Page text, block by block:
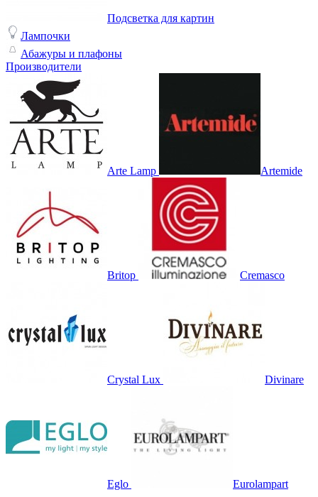
Подсветка для картин
Лампочки
Абажуры и плафоны
Производители
Arte Lamp Artemide
Britop Cremasco
Crystal Lux Divinare
Eglo Eurolampart